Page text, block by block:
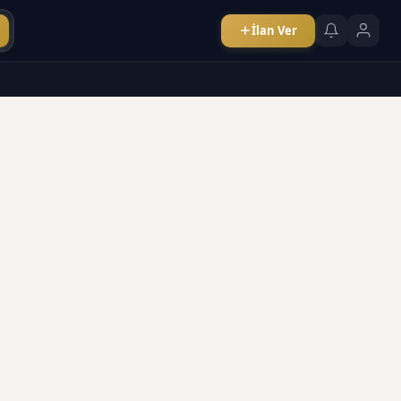
İlan Ver